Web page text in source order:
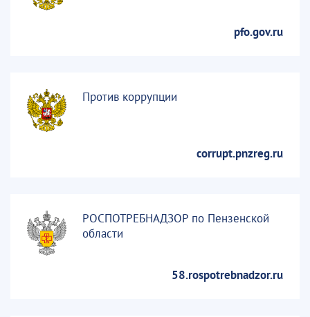
pfo.gov.ru
Против коррупции
corrupt.pnzreg.ru
РОСПОТРЕБНАДЗОР по Пензенской
области
58.rospotrebnadzor.ru